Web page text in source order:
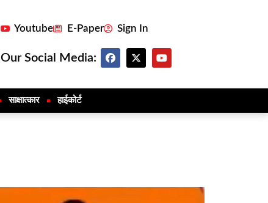
Youtube E-Paper Sign In
Our Social Media:
साक्षात्कार हाईकोर्ट